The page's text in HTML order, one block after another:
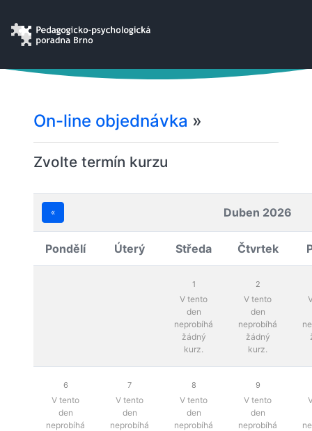
On-line objednávka »
Zvolte termín kurzu
« Duben 2026
Pondělí Úterý Středa Čtvrtek
1
V tento
den
neprobíhá
žádný
kurz.
2
V tento
den
neprobíhá
žádný
kurz.
6
V tento
den
neprobíhá
7
V tento
den
neprobíhá
8
V tento
den
neprobíhá
9
V tento
den
neprobíhá